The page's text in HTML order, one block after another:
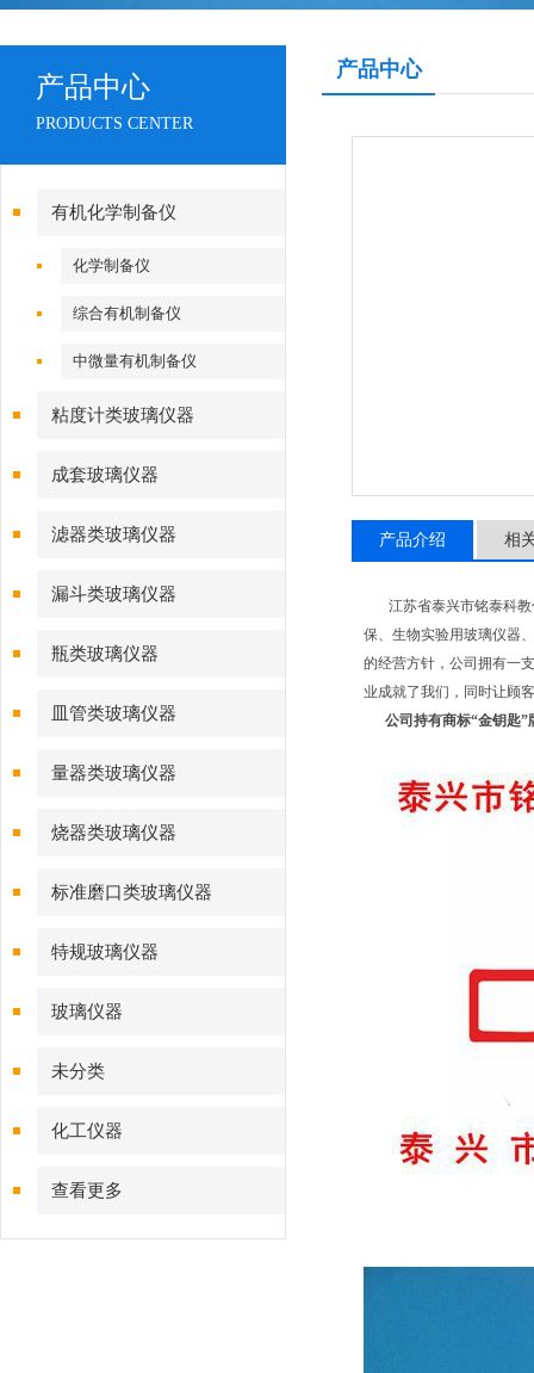
产品中心
PRODUCTS CENTER
有机化学制备仪
化学制备仪
综合有机制备仪
中微量有机制备仪
粘度计类玻璃仪器
成套玻璃仪器
滤器类玻璃仪器
漏斗类玻璃仪器
瓶类玻璃仪器
皿管类玻璃仪器
量器类玻璃仪器
烧器类玻璃仪器
标准磨口类玻璃仪器
特规玻璃仪器
玻璃仪器
未分类
化工仪器
查看更多
产品中心
产品介绍 相
江苏省泰兴市铭泰科教
保、生物实验用玻璃仪器
的经营方针，公司拥有一
业成就了我们，同时让顾
公司持有商标“金钥匙”